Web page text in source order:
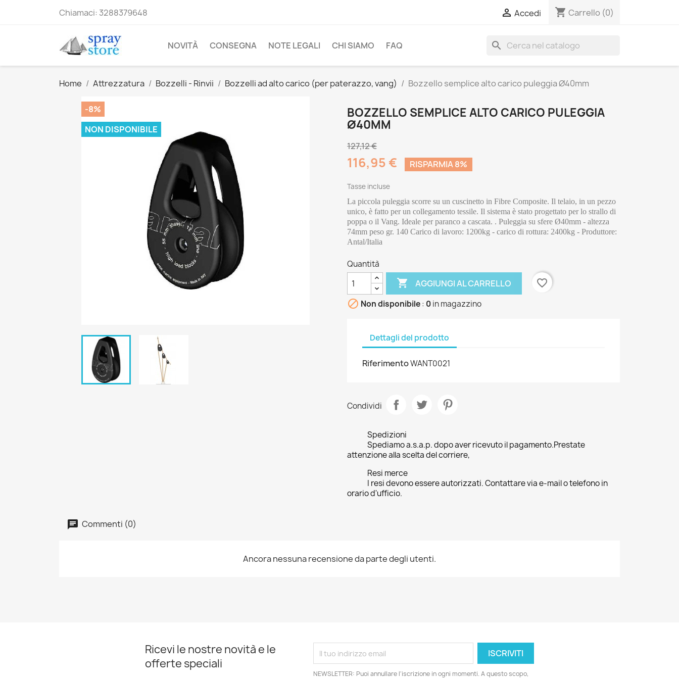
Chiamaci: 3288379648  Accedi shopping_cart Carrello (0)
NOVITÀ CONSEGNA NOTE LEGALI CHI SIAMO FAQ search
Home Attrezzatura Bozzelli - Rinvii Bozzelli ad alto carico (per paterazzo, vang) Bozzello semplice alto carico puleggia Ø40mm
-8%
NON DISPONIBILE
BOZZELLO SEMPLICE ALTO CARICO PULEGGIA
Ø40MM
127,12 €
116,95 € RISPARMIA 8%
Tasse incluse
La piccola puleggia scorre su un cuscinetto in Fibre Composite. Il telaio, in un pezzo
unico, è fatto per un collegamento tessile. Il sistema è stato progettato per lo strallo di
poppa o il Vang. Ideale per paranco a cascata. . Puleggia su sfere Ø40mm - altezza
74mm peso gr. 140 Carico di lavoro: 1200kg - carico di rottura: 2400kg - Produttore:
Antal/Italia
Quantità
 AGGIUNGI AL CARRELLO
favorite_border
 Non disponibile: 0in magazzino
Dettagli del prodotto
RiferimentoWANT0021
Condividi
Spedizioni
Spediamo a.s.a.p. dopo aver ricevuto il pagamento.Prestate
attenzione alla scelta del corriere,
Resi merce
I resi devono essere autorizzati. Contattare via e-mail o telefono in
orario d'ufficio.
Commenti (0)
Ancora nessuna recensione da parte degli utenti.
Ricevi le nostre novità e le
offerte speciali
NEWSLETTER: Puoi annullare l'iscrizione in ogni momenti. A questo scopo,